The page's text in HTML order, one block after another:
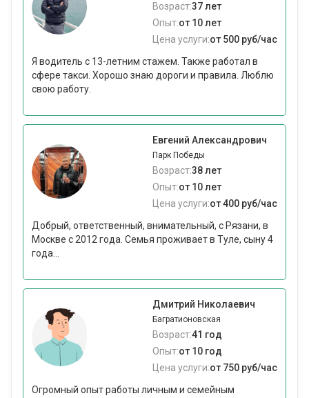
Возраст:37 лет
Опыт:от 10 лет
Цена услуги:от 500 руб/час
Я водитель с 13-летним стажем. Также работал в
сфере такси. Хорошо знаю дороги и правила. Люблю
свою работу.
Евгений Александрович
Парк Победы
Возраст:38 лет
Опыт:от 10 лет
Цена услуги:от 400 руб/час
Добрый, ответственный, внимательный, с Рязани, в
Москве с 2012 года. Семья проживает в Туле, сыну 4
года...
Дмитрий Николаевич
Багратионовская
Возраст:41 год
Опыт:от 10 год
Цена услуги:от 750 руб/час
Огромный опыт работы личным и семейным